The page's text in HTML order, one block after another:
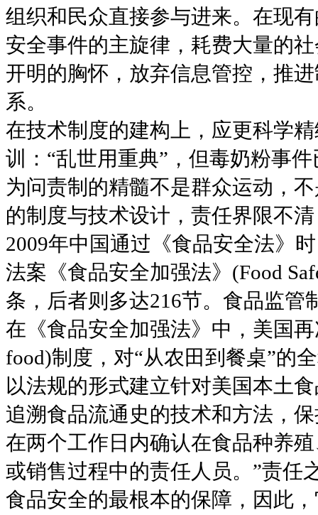
组织和民众直接参与进来。在现
安全事件的主旋律，耗费大量的
开明的胸怀，放弃信息管控，推
系。
在技术制度的建构上，应更科学
训：“乱世用重典”，但毒奶粉事
为问责制的精髓不是群众运动，
的制度与技术设计，责任界限不
2009年中国通过《食品安全法》
法案《食品安全加强法》(Food
条，后者则多达216节。食品监管
在《食品安全加强法》中，美国
food)制度，对“从农田到餐桌”的
以法规的形式建立针对美国本土
追溯食品流通史的技术和方法，
在两个工作日内确认在食品种养
或销售过程中的责任人员。”责任
食品安全的最根本的保障，因此